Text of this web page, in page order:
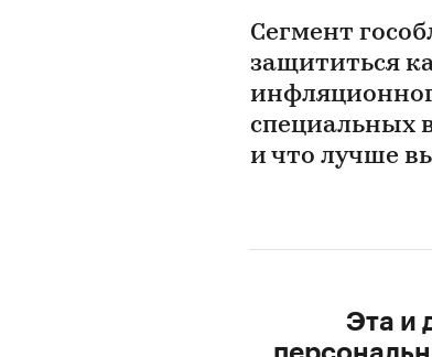
Сегмент
защититься
специальных
и что лучше
Эта и